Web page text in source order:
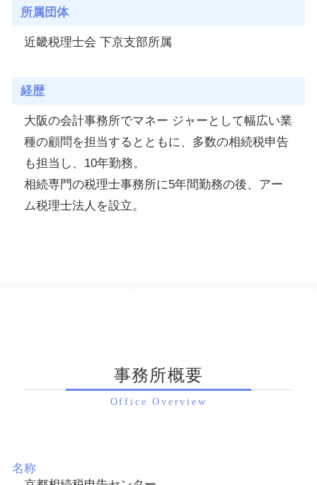
所属団体
近畿税理士会 下京支部所属
経歴
大阪の会計事務所でマネー ジャーとして幅広い業
種の顧問を担当するとともに、多数の相続税申告
も担当し、10年勤務。
相続専門の税理士事務所に5年間勤務の後、アー
ム税理士法人を設立。
事務所概要
Office Overview
名称